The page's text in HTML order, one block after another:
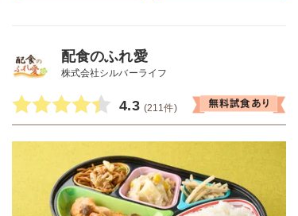
配食のふれ愛
株式会社シルバーライフ
4.3 (211件)